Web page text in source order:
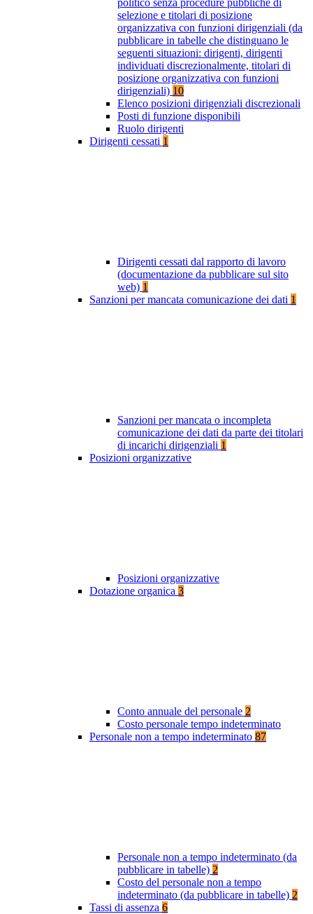
politico senza procedure pubbliche di
selezione e titolari di posizione
organizzativa con funzioni dirigenziali (da
pubblicare in tabelle che distinguano le
seguenti situazioni: dirigenti, dirigenti
individuati discrezionalmente, titolari di
posizione organizzativa con funzioni
dirigenziali) 10
Elenco posizioni dirigenziali discrezionali
Posti di funzione disponibili
Ruolo dirigenti
Dirigenti cessati 1
Dirigenti cessati dal rapporto di lavoro
(documentazione da pubblicare sul sito
web) 1
Sanzioni per mancata comunicazione dei dati 1
Sanzioni per mancata o incompleta
comunicazione dei dati da parte dei titolari
di incarichi dirigenziali 1
Posizioni organizzative
Posizioni organizzative
Dotazione organica 3
Conto annuale del personale 2
Costo personale tempo indeterminato
Personale non a tempo indeterminato 87
Personale non a tempo indeterminato (da
pubblicare in tabelle) 2
Costo del personale non a tempo
indeterminato (da pubblicare in tabelle) 2
Tassi di assenza 6